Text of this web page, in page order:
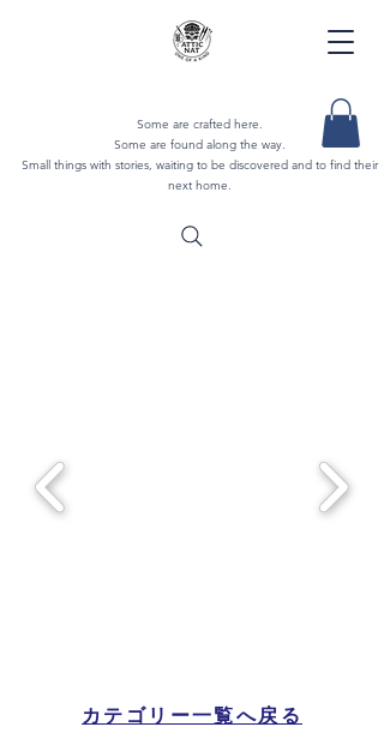
Some are crafted here.
Some are found along the way.
Small things with stories, waiting to be discovered and to find their
next home.
カテゴリー一覧へ戻る